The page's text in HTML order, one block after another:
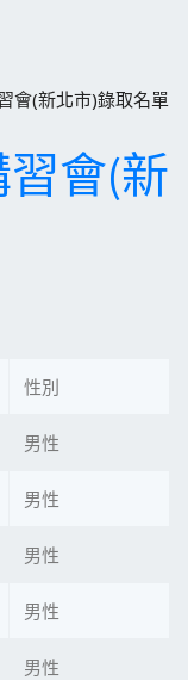
會(新北市)錄取名單
習會(新
性別
男性
男性
男性
男性
男性